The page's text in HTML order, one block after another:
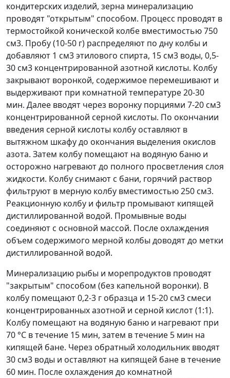
кондитерских изделий, зерна минерализацию
проводят "открытым" способом. Процесс проводят в
термостойкой конической колбе вместимостью 750
см3. Пробу (10-50 г) распределяют по дну колбы и
добавляют 1 см3этилового спирта, 15 см3 воды, 0,5-
30 см3 концентрированной азотной кислоты. Колбу
закрывают воронкой, содержимое перемешивают и
выдерживают при комнатной температуре 20-30
мин. Далее вводят через воронку порциями 7-20 см3
концентрированной серной кислоты. По окончании
введения серной кислоты колбу оставляют в
вытяжном шкафу до окончания выделения окислов
азота. Затем колбу помещают на водяную баню и
осторожно нагревают до полного просветления слоя
жидкости. Колбу снимают с бани, горячий раствор
фильтруют в мерную колбу вместимостью 250 см3.
Реакционную колбу и фильтр промывают кипящей
дистиллированной водой. Промывные воды
соединяют с основной массой. После охлаждения
объем содержимого мерной колбы доводят до метки
дистиллированной водой.
Минерализацию рыбы и морепродуктов проводят
"закрытым" способом (без капельной воронки). В
колбу помещают 0,2-3 г образца и 15-20 см3 смеси
концентрированных азотной и серной кислот (1:1).
Колбу помещают на водяную баню и нагревают при
70 °С в течение 15 мин, затем в течение 5 мин на
кипящей бане. Через обратный холодильник вводят
30 см3 воды и оставляют на кипящей бане в течение
60 мин. После охлаждения до комнатной